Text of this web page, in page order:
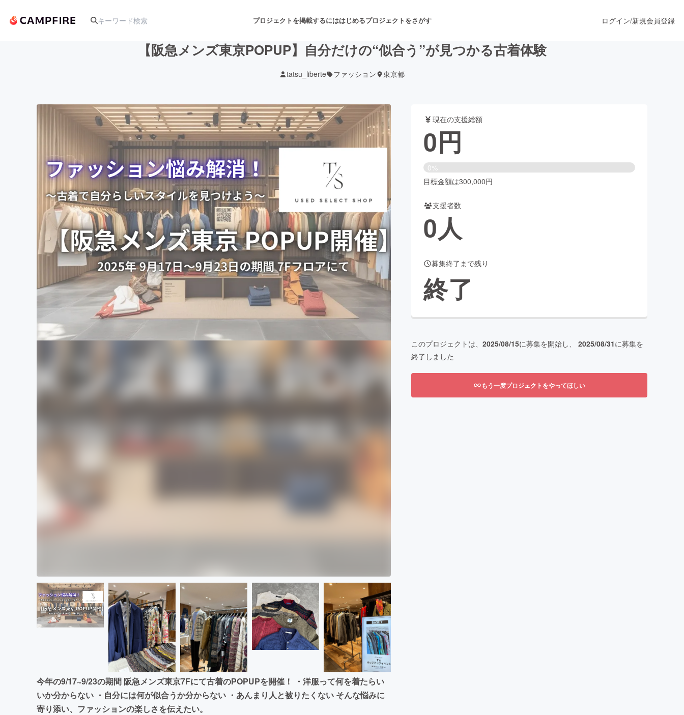
プロジェクトを掲載するにははじめるプロジェクトをさがす
アート・写真 音楽 舞台・パフォーマンス
映像・映画 書籍・雑誌出版
ビジネス・起業 チャレンジ ビューティー・ヘルスケア
まちづくり・地域活性化
CAMPFIRE for Social Good
CAMPFIRE Creation
CAMPFIREふるさと納税machi-yaコミュニティ
ログイン/新規会員登録
【阪急メンズ東京POPUP】自分だけの“似合う”が見つかる古着体験
tatsu_liberte ファッション 東京都
今年の9/17~9/23の期間 阪急メンズ東京7Fにて古着のPOPUPを開催！ ・洋服って何を着たらい
いか分からない ・自分には何が似合うか分からない ・あんまり人と被りたくない そんな悩みに
寄り添い、ファッションの楽しさを伝えたい。
現在の支援総額
0円
0%
目標金額は300,000円
支援者数
0人
募集終了まで残り
終了
このプロジェクトは、 2025/08/15に募集を開始し、 2025/08/31に募集を
終了しました
もう一度プロジェクトをやってほしい